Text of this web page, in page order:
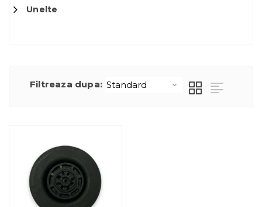
Unelte
Filtreaza dupa: